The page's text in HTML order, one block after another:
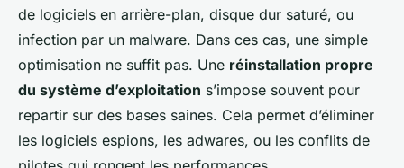
de logiciels en arrière-plan, disque dur saturé, ou
infection par un malware. Dans ces cas, une simple
optimisation ne suffit pas. Une réinstallation propre
du système d’exploitation s’impose souvent pour
repartir sur des bases saines. Cela permet d’éliminer
les logiciels espions, les adwares, ou les conflits de